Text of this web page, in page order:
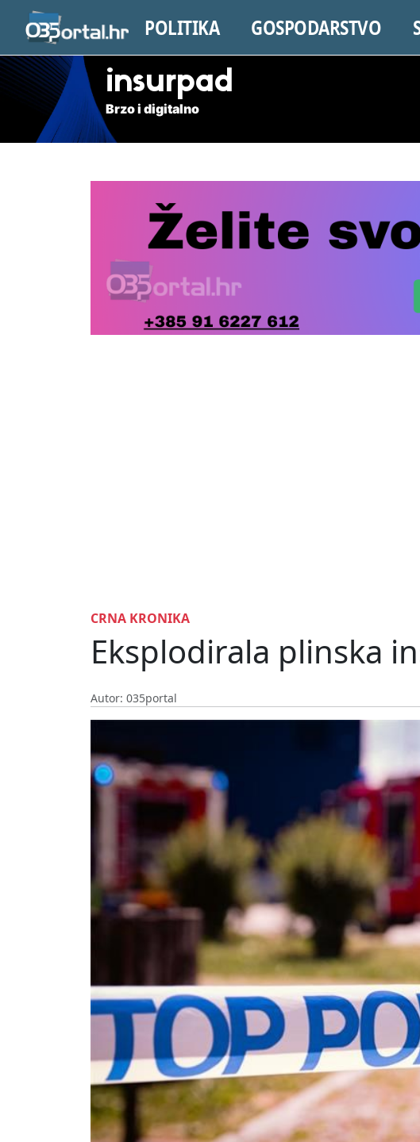
POLITIKA GOSPODARSTVO
insurpad
Brzo i digitalno
CRNA KRONIKA
Eksplodirala plinska
Autor: 035portal